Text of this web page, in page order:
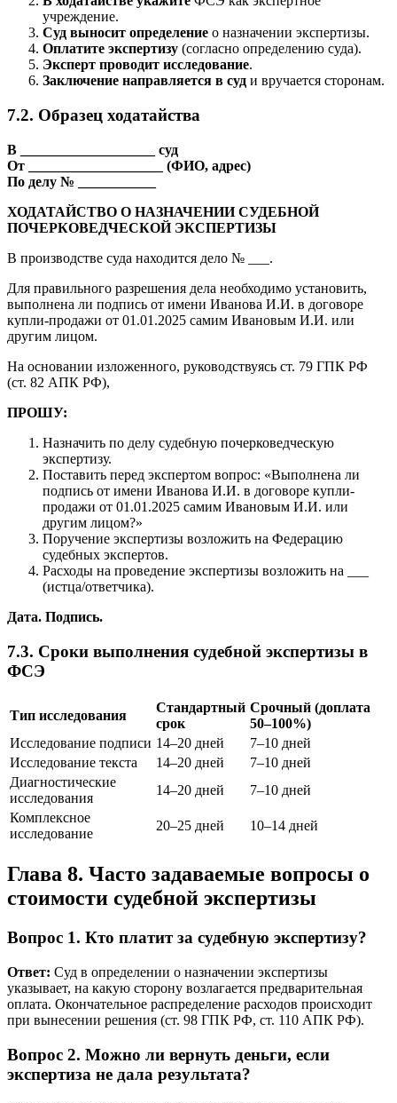
учреждение.
Суд выносит определение о назначении экспертизы.
Оплатите экспертизу (согласно определению суда).
Эксперт проводит исследование.
Заключение направляется в суд и вручается сторонам.
7.2. Образец ходатайства
В ___________________ суд
От ___________________ (ФИО, адрес)
По делу № ___________
ХОДАТАЙСТВО О НАЗНАЧЕНИИ СУДЕБНОЙ
ПОЧЕРКОВЕДЧЕСКОЙ ЭКСПЕРТИЗЫ
В производстве суда находится дело № ___.
Для правильного разрешения дела необходимо установить,
выполнена ли подпись от имени Иванова И.И. в договоре
купли-продажи от 01.01.2025 самим Ивановым И.И. или
другим лицом.
На основании изложенного, руководствуясь ст. 79 ГПК РФ
(ст. 82 АПК РФ),
ПРОШУ:
Назначить по делу судебную почерковедческую
экспертизу.
Поставить перед экспертом вопрос: «Выполнена ли
подпись от имени Иванова И.И. в договоре купли-
продажи от 01.01.2025 самим Ивановым И.И. или
другим лицом?»
Поручение экспертизы возложить на Федерацию
судебных экспертов.
Расходы на проведение экспертизы возложить на ___
(истца/ответчика).
Дата. Подпись.
7.3. Сроки выполнения судебной экспертизы в
ФСЭ
Тип исследования
Стандартный
срок
Срочный (доплата
50–100%)
Исследование подписи 14–20 дней
7–10 дней
Исследование текста
14–20 дней
7–10 дней
Диагностические
исследования
14–20 дней
7–10 дней
Комплексное
исследование
20–25 дней 10–14 дней
Глава 8. Часто задаваемые вопросы о
стоимости судебной экспертизы
Вопрос 1. Кто платит за судебную экспертизу?
Ответ: Суд в определении о назначении экспертизы
указывает, на какую сторону возлагается предварительная
оплата. Окончательное распределение расходов происходит
при вынесении решения (ст. 98 ГПК РФ, ст. 110 АПК РФ).
Вопрос 2. Можно ли вернуть деньги, если
экспертиза не дала результата?